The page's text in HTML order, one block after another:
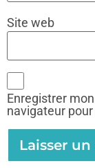
Site web
Enregistrer
navigateur